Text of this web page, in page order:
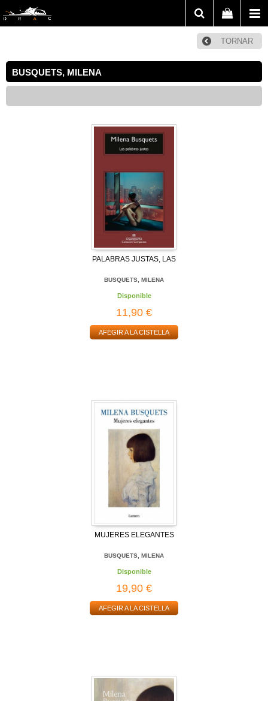
TORNAR
BUSQUETS, MILENA
PALABRAS JUSTAS, LAS
BUSQUETS, MILENA
Disponible
11,90 €
AFEGIR A LA CISTELLA
MUJERES ELEGANTES
BUSQUETS, MILENA
Disponible
19,90 €
AFEGIR A LA CISTELLA